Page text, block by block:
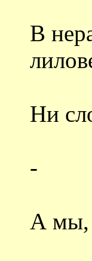
В
Ни
-
А мы,